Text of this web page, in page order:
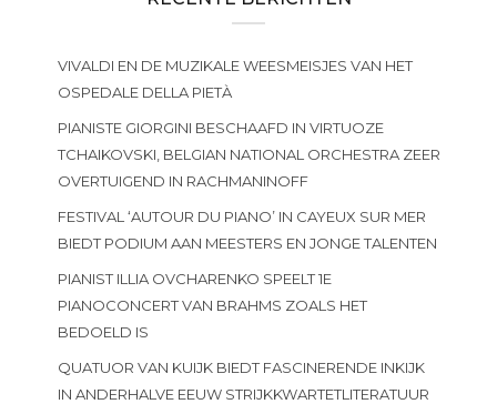
VIVALDI EN DE MUZIKALE WEESMEISJES VAN HET
OSPEDALE DELLA PIETÀ
PIANISTE GIORGINI BESCHAAFD IN VIRTUOZE
TCHAIKOVSKI, BELGIAN NATIONAL ORCHESTRA ZEER
OVERTUIGEND IN RACHMANINOFF
FESTIVAL ‘AUTOUR DU PIANO’ IN CAYEUX SUR MER
BIEDT PODIUM AAN MEESTERS EN JONGE TALENTEN
PIANIST ILLIA OVCHARENKO SPEELT 1E
PIANOCONCERT VAN BRAHMS ZOALS HET
BEDOELD IS
QUATUOR VAN KUIJK BIEDT FASCINERENDE INKIJK
IN ANDERHALVE EEUW STRIJKKWARTETLITERATUUR